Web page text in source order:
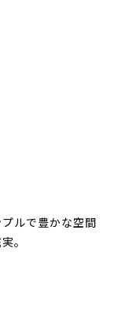
ルで豊かな空間
。